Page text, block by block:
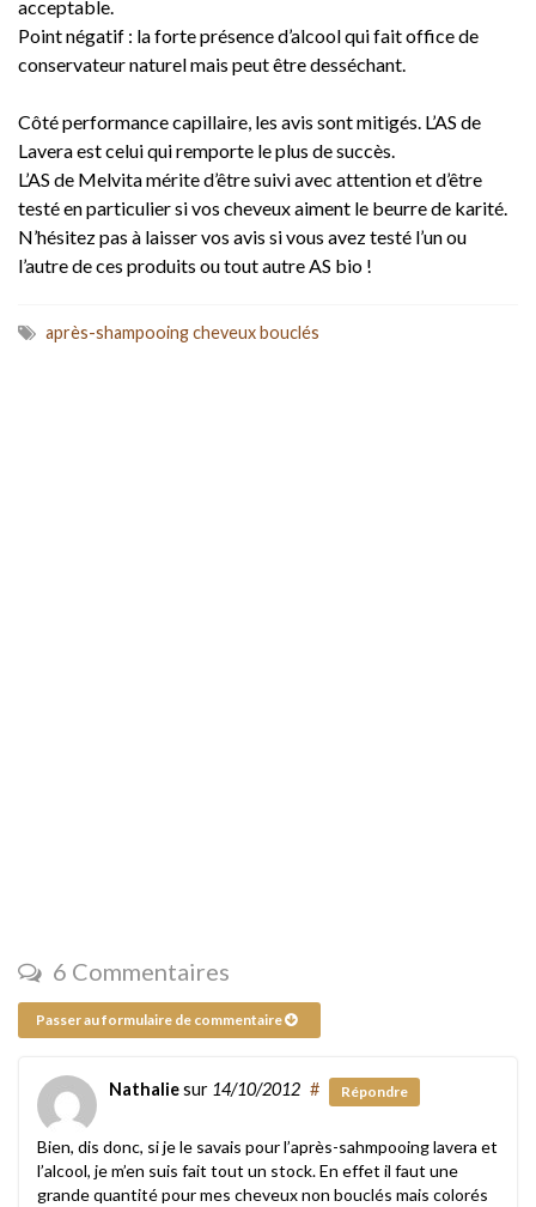
acceptable.
Point négatif : la forte présence d’alcool qui fait office de
conservateur naturel mais peut être desséchant.
Côté performance capillaire, les avis sont mitigés. L’AS de
Lavera est celui qui remporte le plus de succès.
L’AS de Melvita mérite d’être suivi avec attention et d’être
testé en particulier si vos cheveux aiment le beurre de karité.
N’hésitez pas à laisser vos avis si vous avez testé l’un ou
l’autre de ces produits ou tout autre AS bio !
après-shampooing cheveux bouclés
6 Commentaires
Passer au formulaire de commentaire
Nathaliesur 14/10/2012 # Répondre
Bien, dis donc, si je le savais pour l’après-sahmpooing lavera et
l’alcool, je m’en suis fait tout un stock. En effet il faut une
grande quantité pour mes cheveux non bouclés mais colorés